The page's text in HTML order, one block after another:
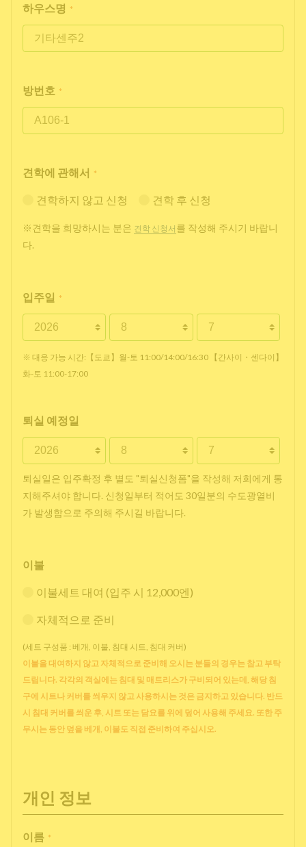
하우스명 *
방번호 *
견학에 관해서 *
견학하지 않고 신청 견학 후 신청
※견학을 희망하시는 분은 견학 신청서 를 작성해 주시기 바랍니
다.
입주일 *
※ 대응 가능 시간:【도쿄】월-토 11:00/14:00/16:30 【간사이・센다이】
화-토 11:00-17:00
퇴실 예정일
퇴실일은 입주확정 후 별도 "퇴실신청폼"을 작성해 저희에게 통
지해주셔야 합니다. 신청일부터 적어도 30일분의 수도광열비
가 발생함으로 주의해 주시길 바랍니다.
이불
이불세트 대여 (입주 시 12,000엔)
자체적으로 준비
(세트 구성품 : 베개, 이불, 침대 시트, 침대 커버)
이불을 대여하지 않고 자체적으로 준비해 오시는 분들의 경우는 참고 부탁
드립니다. 각각의 객실에는 침대 및 매트리스가 구비되어 있는데, 해당 침
구에 시트나 커버를 씌우지 않고 사용하시는 것은 금지하고 있습니다. 반드
시 침대 커버를 씌운 후, 시트 또는 담요를 위에 덮어 사용해 주세요. 또한 주
무시는 동안 덮을 베개, 이불도 직접 준비하여 주십시오.
개인 정보
이름 *